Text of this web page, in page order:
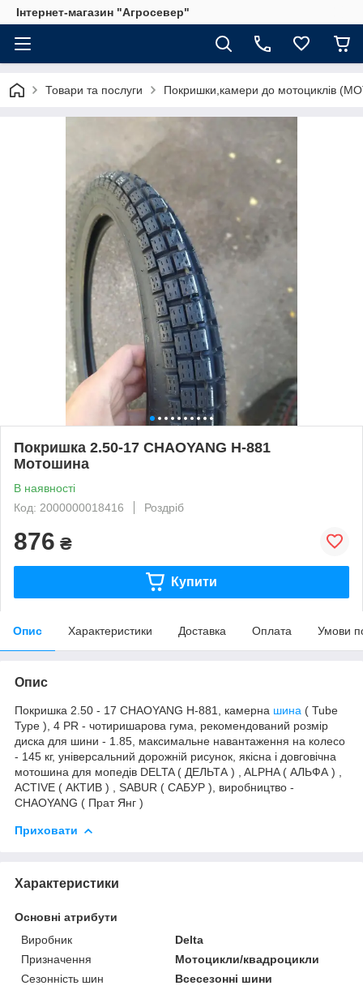
Інтернет-магазин "Агросевер"
Товари та послуги Покришки,камери до мотоциклів
Покришка 2.50-17 CHAOYANG H-881
Мотошина
В наявності
Код: 2000000018416
Роздріб
876 ₴
Купити
Опис Характеристики Доставка Оплата Умови
Опис
Покришка 2.50 - 17 CHAOYANG H-881, камерна шина ( Tube
Type ), 4 PR - чотиришарова гума, рекомендований розмір
диска для шини - 1.85, максимальне навантаження на колесо
- 145 кг, універсальний дорожній рисунок, якісна і довговічна
мотошина для мопедів DELTA ( ДЕЛЬТА ) , ALPHA ( АЛЬФА ) ,
ACTIVE ( АКТИВ ) , SABUR ( САБУР ), виробництво -
CHAOYANG ( Прат Янг )
Приховати
Характеристики
Основні атрибути
Виробник
Delta
Призначення
Мотоцикли/квадроцикли
Сезонність шин
Всесезонні шини